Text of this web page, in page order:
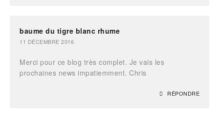
baume du tigre blanc rhume
11 DÉCEMBRE 2016
Merci pour ce blog très complet. Je vais les
prochaines news impatiemment. Chris
RÉPONDRE